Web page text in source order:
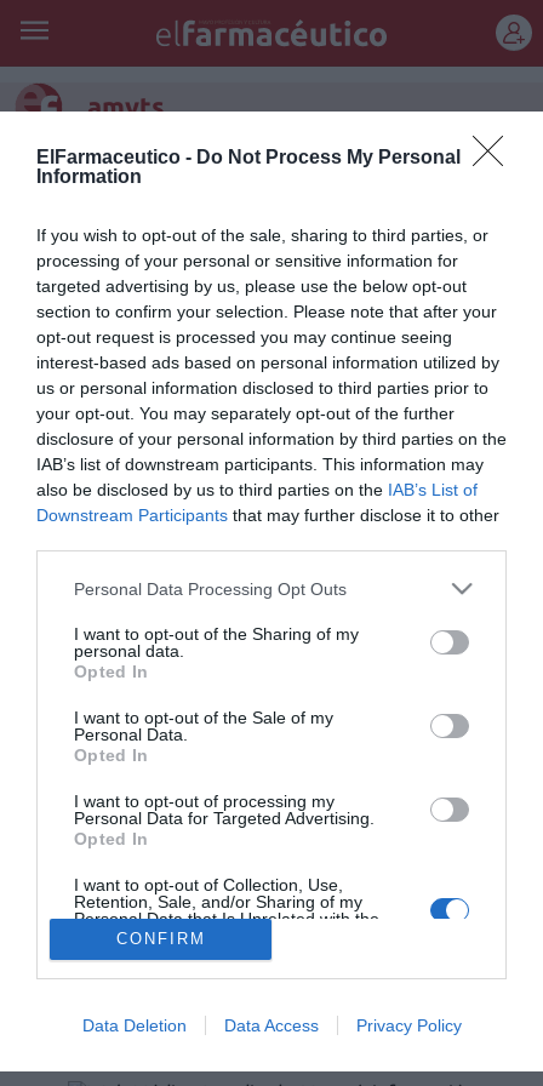
ElFarmaceutico - Do Not Process My Personal
Information
If you wish to opt-out of the sale, sharing to third parties, or
processing of your personal or sensitive information for
targeted advertising by us, please use the below opt-out
section to confirm your selection. Please note that after your
opt-out request is processed you may continue seeing
interest-based ads based on personal information utilized by
us or personal information disclosed to third parties prior to
your opt-out. You may separately opt-out of the further
disclosure of your personal information by third parties on the
IAB’s list of downstream participants. This information may
also be disclosed by us to third parties on the IAB’s List of
Downstream Participants that may further disclose it to other
Personal Data Processing Opt Outs
I want to opt-out of the Sharing of my
personal data.
Opted In
I want to opt-out of the Sale of my
Personal Data.
Opted In
I want to opt-out of processing my
Personal Data for Targeted Advertising.
Opted In
I want to opt-out of Collection, Use,
Retention, Sale, and/or Sharing of my
Personal Data that Is Unrelated with the
Purposes for which it was collected.
Opted Out
CONFIRM
Data Deletion Data Access Privacy Policy
amyts
La AMYTS pide la retirada del
Farmacia de la Comunidad de
Madrid
Noticias y novedades Redacción
07/09/2018
La Asociación de Médicos y Titulados Superiores de Madrid (AMYTS)
ha hecho público un comunicado en el que pide la retirada del
anteproyecto de ley de Farmacia de la Comunidad de Madrid, al
tiempo que solicita la justificación por parte de la Comunidad de
Madrid de la necesidad de una modificación estructural en la
asistencia que haga necesarios los cambios que propone el
anteproyecto y la apertura de un diálogo transparente entre la
Consejería y las profesiones afectadas «para resolver los problemas
reales de la sanidad madrileña».
No se han encontrado artículos
ACTUALIDAD TU FARMACIA
POLÍTICA DE COOKIES POLÍTICA DE PRIVACIDAD CONDICIONES DE USO